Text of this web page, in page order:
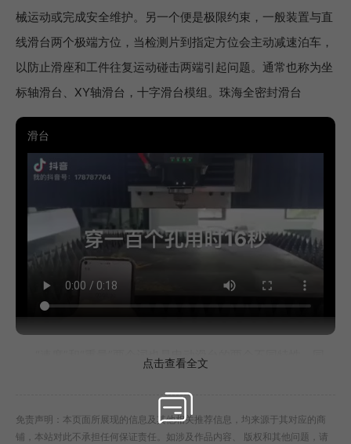
械运动或完成安全维护。另一个便是极限约束，一般装置与直
线滑台两个极端方位，当检测片到指定方位会主动减速泊车，
以防止滑座和工件往复运动碰击两端引起问题。通常也称为坐
标轴滑台、XY轴滑台，十字滑台模组。珠海全密封滑台
滑台
“速度”和“重量”两个词也是电动滑台的两个不同特性。同
理，我相信“速度”和“重量”也知道成反比的两个物理概念。那
么电动滑台的“速度”和“重量”与工厂有什么联系呢？轻工业环
点击查看全文
免责声明：本页面所展现的信息及其他相关推荐信息，均来源于其对应的商
铺，本站对此不承担任何保证责任。如涉及作品内容、 版权和其他问题，请